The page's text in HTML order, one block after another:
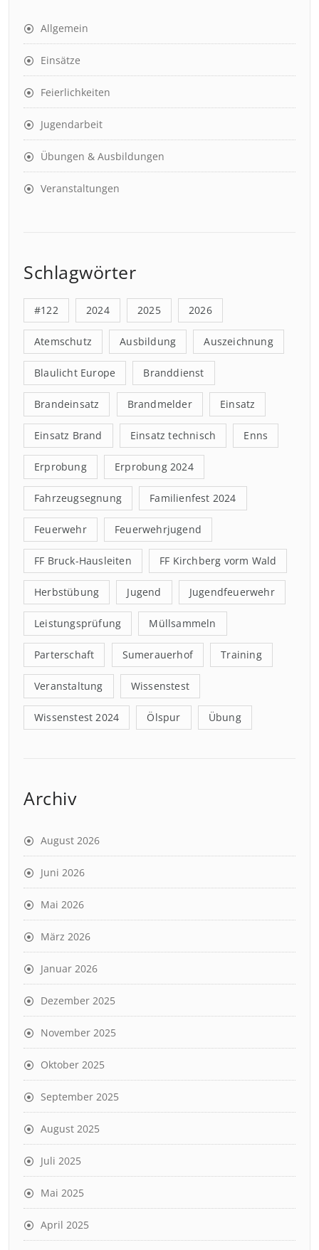
Allgemein
Einsätze
Feierlichkeiten
Jugendarbeit
Übungen & Ausbildungen
Veranstaltungen
Schlagwörter
#122 2024 2025 2026
Atemschutz Ausbildung Auszeichnung
Blaulicht Europe Branddienst
Brandeinsatz Brandmelder Einsatz
Einsatz Brand Einsatz technisch Enns
Erprobung Erprobung 2024
Fahrzeugsegnung Familienfest 2024
Feuerwehr Feuerwehrjugend
FF Bruck-Hausleiten FF Kirchberg vorm Wald
Herbstübung Jugend Jugendfeuerwehr
Leistungsprüfung Müllsammeln
Parterschaft Sumerauerhof Training
Veranstaltung Wissenstest
Wissenstest 2024 Ölspur Übung
Archiv
August 2026
Juni 2026
Mai 2026
März 2026
Januar 2026
Dezember 2025
November 2025
Oktober 2025
September 2025
August 2025
Juli 2025
Mai 2025
April 2025